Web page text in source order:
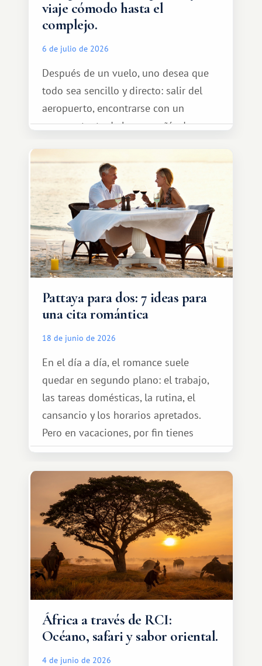
viaje cómodo hasta el
complejo.
6 de julio de 2026
Después de un vuelo, uno desea que
todo sea sencillo y directo: salir del
aeropuerto, encontrarse con un
representante de la compañía de
tranquilamente hasta el complejo
turístico.
Pattaya para dos: 7 ideas para
una cita romántica
18 de junio de 2026
En el día a día, el romance suele
quedar en segundo plano: el trabajo,
las tareas domésticas, la rutina, el
cansancio y los horarios apretados.
Pero en vacaciones, por fin tienes
espacio para dos y ganas de hacer algo
especial por tu pareja. No tiene por
qué ser algo grandioso, pero sí algo
cálido y memorable.
África a través de RCI:
Océano, safari y sabor oriental.
4 de junio de 2026